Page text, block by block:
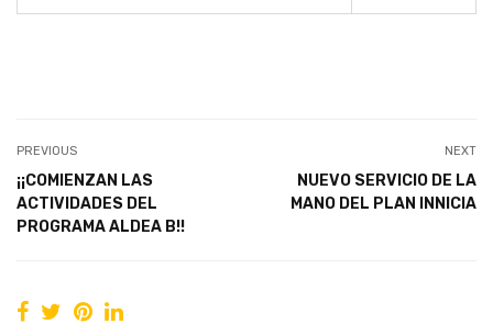
PREVIOUS
¡¡COMIENZAN LAS
ACTIVIDADES DEL
PROGRAMA ALDEA B!!
NEXT
NUEVO SERVICIO DE LA
MANO DEL PLAN INNICIA